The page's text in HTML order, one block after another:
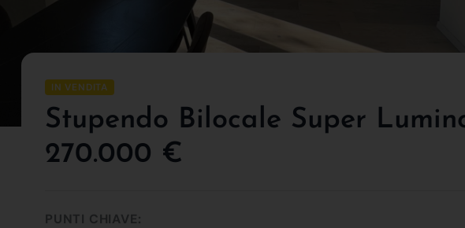
IN VENDITA
Stupendo Bilocale Super
270.000 €
PUNTI CHIAVE: